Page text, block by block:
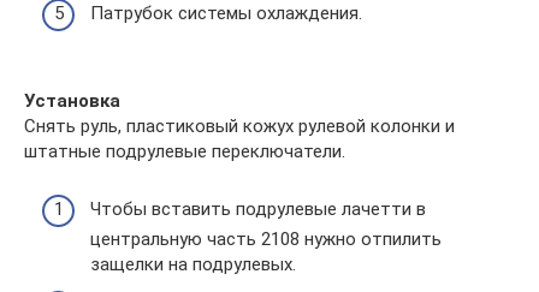
Патрубок системы охлаждения.
Установка
Снять руль, пластиковый кожух рулевой колонки и
штатные подрулевые переключатели.
Чтобы вставить подрулевые лачетти в
центральную часть 2108 нужно отпилить
защелки на подрулевых.